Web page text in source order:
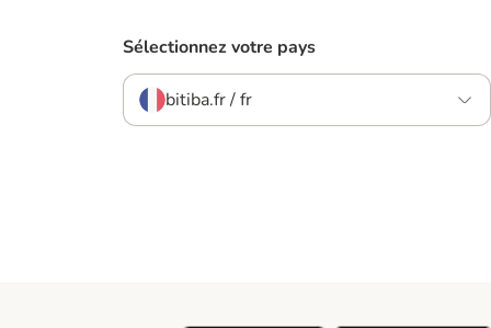
Sélectionnez votre pays
bitiba.fr / fr